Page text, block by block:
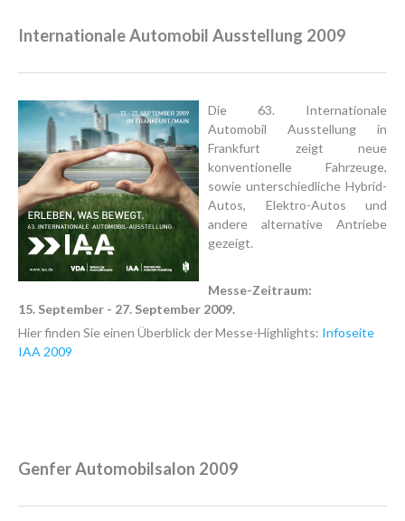
Internationale Automobil Ausstellung 2009
Die 63. Internationale
Automobil Ausstellung in
Frankfurt zeigt neue
konventionelle Fahrzeuge,
sowie unterschiedliche Hybrid-
Autos, Elektro-Autos und
andere alternative Antriebe
gezeigt.
Messe-Zeitraum:
15. September - 27. September 2009.
Hier finden Sie einen Überblick der Messe-Highlights: Infoseite
IAA 2009
Genfer Automobilsalon 2009